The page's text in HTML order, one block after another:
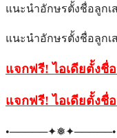
แนะนำอักษรตั้งชื่อลูกเ
แนะนำอักษรตั้งชื่อลูก
แจกฟรี! ไอเดียตั้งชื่
แจกฟรี! ไอเดียตั้งชื่
•─────✦❅✦─────•